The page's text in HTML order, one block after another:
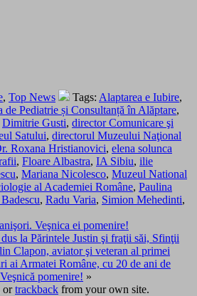
, Top News Tags: Alaptarea e Iubire,
de Pediatrie și Consultanță în Alăptare,
Dimitrie Gusti, director Comunicare şi
Satului, directorul Muzeului Naţional
Roxana Hristianovici, elena solunca
, Floare Albastra, IA Sibiu, ilie
, Mariana Nicolesco, Muzeul National
al Academiei Române, Paulina
, Radu Varia, Simion Mehedinti,
Veşnica ei pomenire!
la Părintele Justin şi fraţii săi, Sfinţii
Clapon, aviator şi veteran al primei
ai Armatei Române, cu 20 de ani de
pomenire! »
ortrackback from your own site.